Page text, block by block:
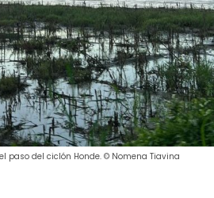
paso del ciclón Honde. © Nomena Tiavina